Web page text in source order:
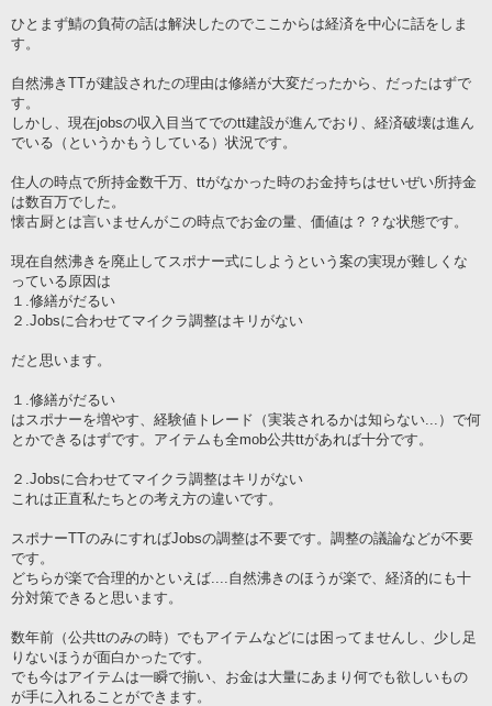
ひとまず鯖の負荷の話は解決したのでここからは経済を中心に話をしま
す。
自然沸きTTが建設されたの理由は修繕が大変だったから、だったはずで
す。
しかし、現在jobsの収入目当てでのtt建設が進んでおり、経済破壊は進ん
でいる（というかもうしている）状況です。
住人の時点で所持金数千万、ttがなかった時のお金持ちはせいぜい所持金
は数百万でした。
懐古厨とは言いませんがこの時点でお金の量、価値は？？な状態です。
現在自然沸きを廃止してスポナー式にしようという案の実現が難しくな
っている原因は
１.修繕がだるい
２.Jobsに合わせてマイクラ調整はキリがない
だと思います。
１.修繕がだるい
はスポナーを増やす、経験値トレード（実装されるかは知らない...）で何
とかできるはずです。アイテムも全mob公共ttがあれば十分です。
２.Jobsに合わせてマイクラ調整はキリがない
これは正直私たちとの考え方の違いです。
スポナーTTのみにすればJobsの調整は不要です。調整の議論などが不要
です。
どちらが楽で合理的かといえば....自然沸きのほうが楽で、経済的にも十
分対策できると思います。
数年前（公共ttのみの時）でもアイテムなどには困ってませんし、少し足
りないほうが面白かったです。
でも今はアイテムは一瞬で揃い、お金は大量にあまり何でも欲しいもの
が手に入れることができます。